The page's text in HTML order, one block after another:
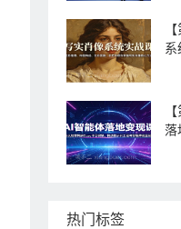
系
落
热门标签